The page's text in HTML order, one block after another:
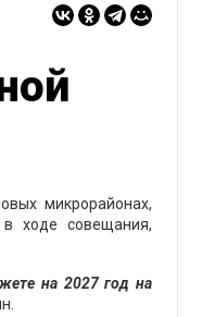
микрорайонах,
в ходе совещания,
на 2027 год на